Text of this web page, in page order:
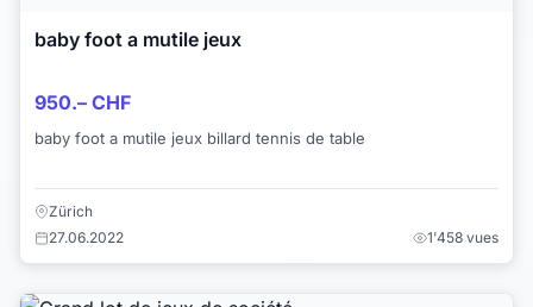
baby foot a mutile jeux
950.– CHF
baby foot a mutile jeux billard tennis de table
Zürich
27.06.2022
1'458 vues